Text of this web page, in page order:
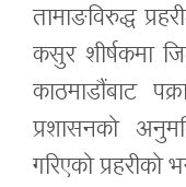
तामाङविरुद्ध
कसुर शीर्षकमा
काठमाडौंबाट
प्रशासनको
गरिएको प्रहरीको